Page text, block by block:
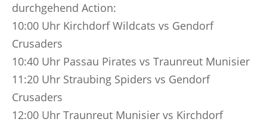
durchgehend Action:
10:00 Uhr Kirchdorf Wildcats vs Gendorf
Crusaders
10:40 Uhr Passau Pirates vs Traunreut Munisier
11:20 Uhr Straubing Spiders vs Gendorf
Crusaders
12:00 Uhr Traunreut Munisier vs Kirchdorf